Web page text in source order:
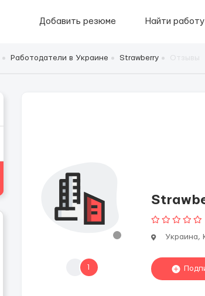
Добавить резюме Найти работу
Работодатели в Украине Strawberry
1
Украина,